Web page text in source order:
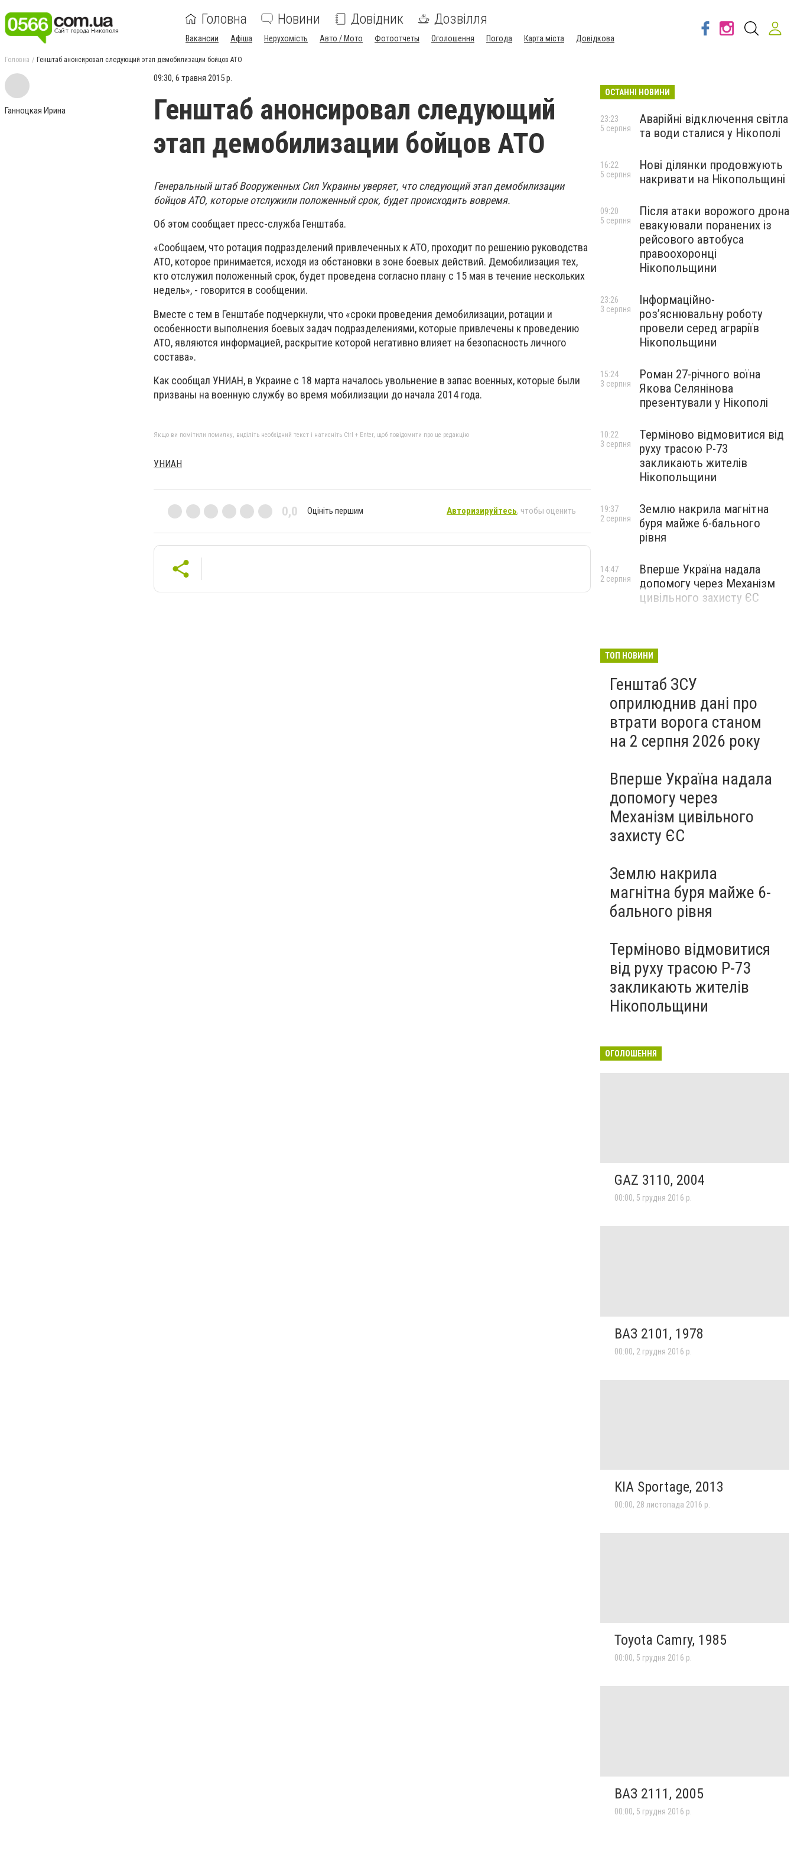
Головна Новини Довідник Дозвілля
Вакансии Афіша Нерухомість Авто / Мото Фотоотчеты Оголошення Погода Карта міста Довідкова
Головна Генштаб анонсировал следующий этап демобилизации бойцов АТО
Ганноцкая Ирина
09:30, 6 травня 2015 р.
Генштаб анонсировал следующий
этап демобилизации бойцов АТО
Генеральный штаб Вооруженных Сил Украины уверяет, что следующий этап демобилизации
бойцов АТО, которые отслужили положенный срок, будет происходить вовремя.
Об этом сообщает пресс-служба Генштаба.
«Сообщаем, что ротация подразделений привлеченных к АТО, проходит по решению руководства
АТО, которое принимается, исходя из обстановки в зоне боевых действий. Демобилизация тех,
кто отслужил положенный срок, будет проведена согласно плану с 15 мая в течение нескольких
недель», - говорится в сообщении.
Вместе с тем в Генштабе подчеркнули, что «сроки проведения демобилизации, ротации и
особенности выполнения боевых задач подразделениями, которые привлечены к проведению
АТО, являются информацией, раскрытие которой негативно влияет на безопасность личного
состава».
Как сообщал УНИАН, в Украине с 18 марта началось увольнение в запас военных, которые были
призваны на военную службу во время мобилизации до начала 2014 года.
Якщо ви помітили помилку, виділіть необхідний текст і натисніть Ctrl + Enter, щоб повідомити про це редакцію
УНИАН
0,0 Оцініть першим Авторизируйтесь, чтобы оценить
ОСТАННІ НОВИНИ
Аварійні відключення світла
та води сталися у Нікополі
23:23
5 серпня
Нові ділянки продовжують
накривати на Нікопольщині
16:22
5 серпня
Після атаки ворожого дрона
евакуювали поранених із
рейсового автобуса
правоохоронці
Нікопольщини
09:20
5 серпня
Інформаційно-
роз’яснювальну роботу
провели серед аграріїв
Нікопольщини
23:26
3 серпня
Роман 27-річного воїна
Якова Селянінова
презентували у Нікополі
15:24
3 серпня
Терміново відмовитися від
руху трасою Р-73
закликають жителів
Нікопольщини
10:22
3 серпня
Землю накрила магнітна
буря майже 6-бального
рівня
19:37
2 серпня
Вперше Україна надала
допомогу через Механізм
цивільного захисту ЄС
14:47
2 серпня
ТОП НОВИНИ
Генштаб ЗСУ
оприлюднив дані про
втрати ворога станом
на 2 серпня 2026 року
Вперше Україна надала
допомогу через
Механізм цивільного
захисту ЄС
Землю накрила
магнітна буря майже 6-
бального рівня
Терміново відмовитися
від руху трасою Р-73
закликають жителів
Нікопольщини
ОГОЛОШЕННЯ
GAZ 3110, 2004
00:00, 5 грудня 2016 р.
ВАЗ 2101, 1978
00:00, 2 грудня 2016 р.
KIA Sportage, 2013
00:00, 28 листопада 2016 р.
Toyota Camry, 1985
00:00, 5 грудня 2016 р.
ВАЗ 2111, 2005
00:00, 5 грудня 2016 р.